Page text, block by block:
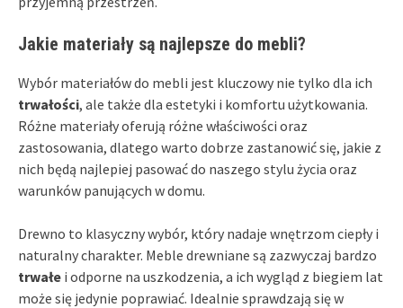
Jakie materiały są najlepsze do mebli?
Wybór materiałów do mebli jest kluczowy nie tylko dla ich
trwałości, ale także dla estetyki i komfortu użytkowania.
Różne materiały oferują różne właściwości oraz
zastosowania, dlatego warto dobrze zastanowić się, jakie z
nich będą najlepiej pasować do naszego stylu życia oraz
warunków panujących w domu.
Drewno to klasyczny wybór, który nadaje wnętrzom ciepły i
naturalny charakter. Meble drewniane są zazwyczaj bardzo
trwałe i odporne na uszkodzenia, a ich wygląd z biegiem lat
może się jedynie poprawiać. Idealnie sprawdzają się w